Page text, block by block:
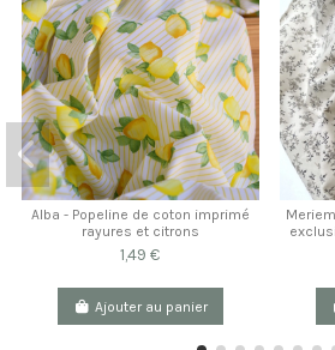
Alba - Popeline de coton imprimé
rayures et citrons
1,49 €
Ajouter au panier